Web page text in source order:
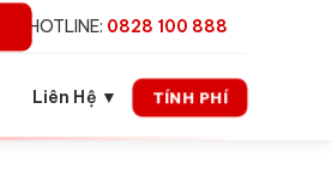
HOTLINE: 0828 100 888
Liên Hệ ▼ TÍNH PHÍ